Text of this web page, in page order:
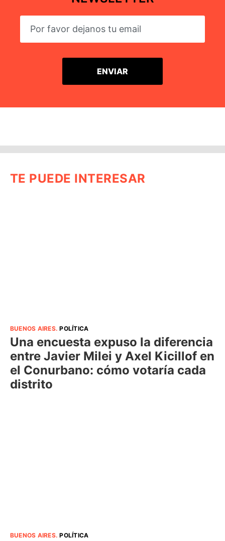
TE PUEDE INTERESAR
BUENOS AIRES.POLÍTICA
Una encuesta expuso la diferencia
entre Javier Milei y Axel Kicillof en
el Conurbano: cómo votaría cada
distrito
BUENOS AIRES.POLÍTICA